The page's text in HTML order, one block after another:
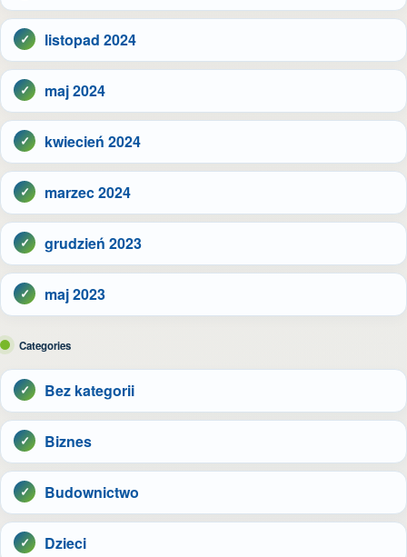
listopad 2024
maj 2024
kwiecień 2024
marzec 2024
grudzień 2023
maj 2023
Categories
Bez kategorii
Biznes
Budownictwo
Dzieci